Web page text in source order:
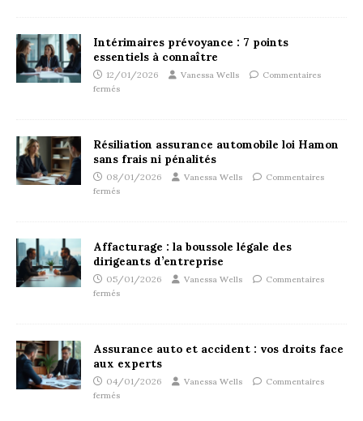
Intérimaires prévoyance : 7 points
essentiels à connaître
12/01/2026 Vanessa Wells Commentaires
fermés
Résiliation assurance automobile loi Hamon
sans frais ni pénalités
08/01/2026 Vanessa Wells Commentaires
fermés
Affacturage : la boussole légale des
dirigeants d’entreprise
05/01/2026 Vanessa Wells Commentaires
fermés
Assurance auto et accident : vos droits face
aux experts
04/01/2026 Vanessa Wells Commentaires
fermés